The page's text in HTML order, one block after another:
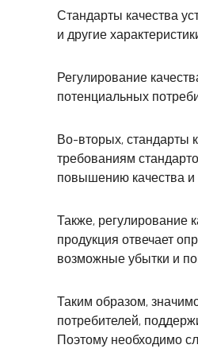
Стандарты качества
и другие
Регулирование
потенциальных
Во-вторых, стандарты
требованиям
повышению качества и
Также, регулирование
продукция отвечает
возможные убытки и
Таким образом,
потребителей,
Поэтому необходимо